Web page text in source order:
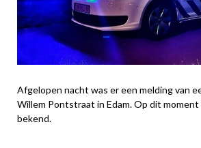
Afgelopen nacht was er een melding van
Willem Pontstraat in Edam. Op dit
bekend.